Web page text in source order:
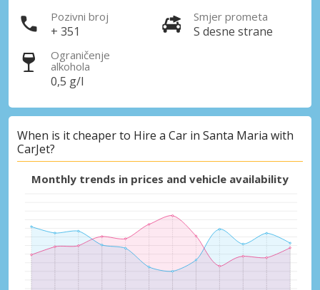
Pozivni broj
+ 351
Smjer prometa
S desne strane
Ograničenje
alkohola
0,5 g/l
When is it cheaper to Hire a Car in Santa Maria with
CarJet?
Monthly trends in prices and vehicle availability